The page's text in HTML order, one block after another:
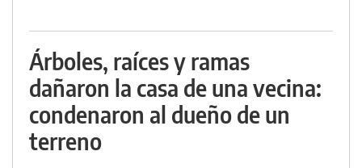
Árboles, raíces y ramas
dañaron la casa de una vecina:
condenaron al dueño de un
terreno